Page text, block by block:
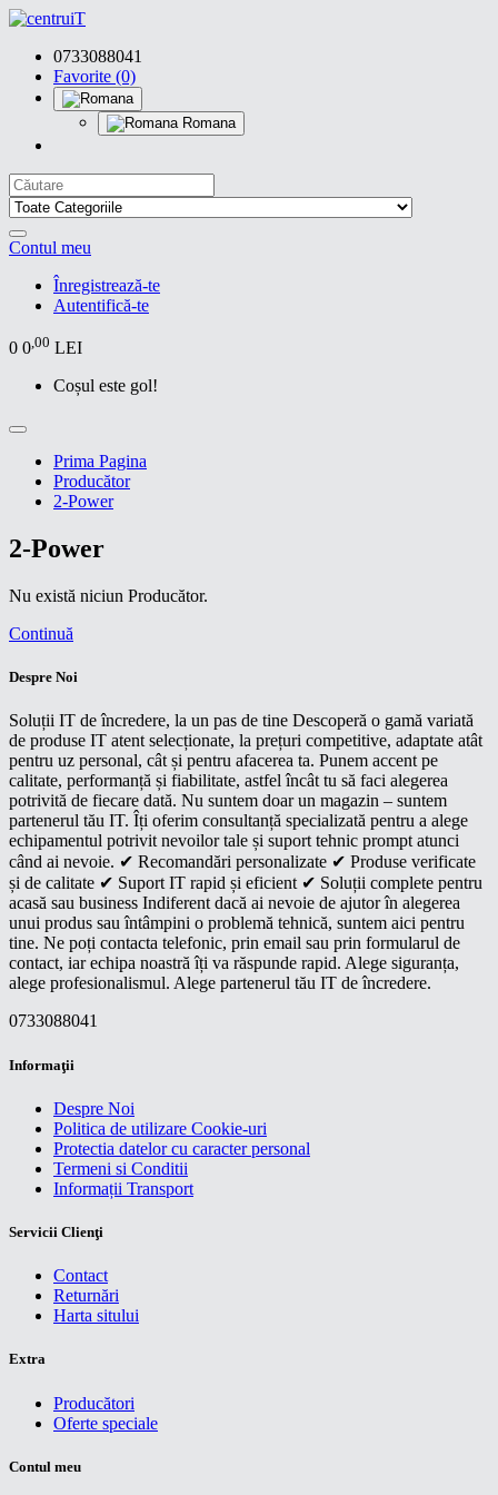
0733088041
Favorite (0)
Romana
Contul meu
Înregistrează-te
Autentifică-te
0 0,00 LEI
Coșul este gol!
Prima Pagina
Producător
2-Power
2-Power
Nu există niciun Producător.
Continuă
Despre Noi
Soluții IT de încredere, la un pas de tine Descoperă o gamă variată
de produse IT atent selecționate, la prețuri competitive, adaptate atât
pentru uz personal, cât și pentru afacerea ta. Punem accent pe
calitate, performanță și fiabilitate, astfel încât tu să faci alegerea
potrivită de fiecare dată. Nu suntem doar un magazin – suntem
partenerul tău IT. Îți oferim consultanță specializată pentru a alege
echipamentul potrivit nevoilor tale și suport tehnic prompt atunci
când ai nevoie. ✔ Recomandări personalizate ✔ Produse verificate
și de calitate ✔ Suport IT rapid și eficient ✔ Soluții complete pentru
acasă sau business Indiferent dacă ai nevoie de ajutor în alegerea
unui produs sau întâmpini o problemă tehnică, suntem aici pentru
tine. Ne poți contacta telefonic, prin email sau prin formularul de
contact, iar echipa noastră îți va răspunde rapid. Alege siguranța,
alege profesionalismul. Alege partenerul tău IT de încredere.
0733088041
Informaţii
Despre Noi
Politica de utilizare Cookie-uri
Protectia datelor cu caracter personal
Termeni si Conditii
Informații Transport
Servicii Clienţi
Contact
Returnări
Harta sitului
Extra
Producători
Oferte speciale
Contul meu